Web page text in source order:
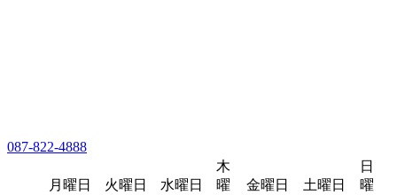
087-822-4888
月曜日 火曜日 水曜日
木
曜
金曜日 土曜日
日
曜